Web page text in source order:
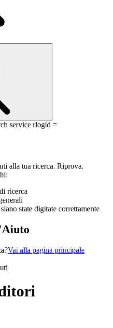
service rlogid =
alla tua ricerca. Riprova.
ricerca
state digitate correttamente
Vai alla pagina principale